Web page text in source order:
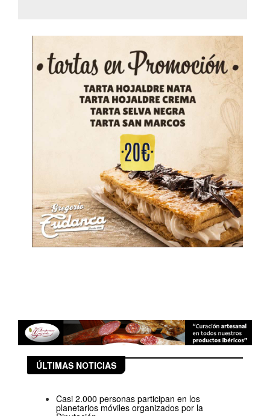
ÚLTIMAS NOTICIAS
Casi 2.000 personas participan en los
planetarios móviles organizados por la